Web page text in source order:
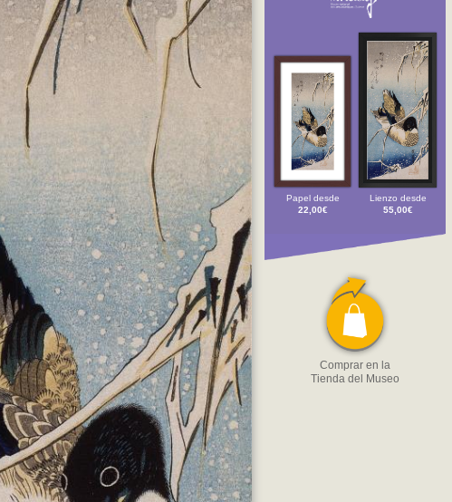
Papel desde
22,00€
Lienzo desde
55,00€
Comprar en la
Tienda del Museo